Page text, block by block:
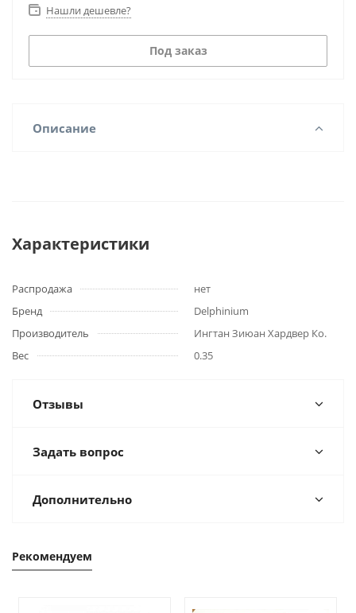
Нашли дешевле?
Под заказ
Описание
Характеристики
Распродажа
нет
Бренд
Delphinium
Производитель
Ингтан Зиюан Хардвер Ко.
Вес
0.35
Отзывы
Задать вопрос
Дополнительно
Рекомендуем